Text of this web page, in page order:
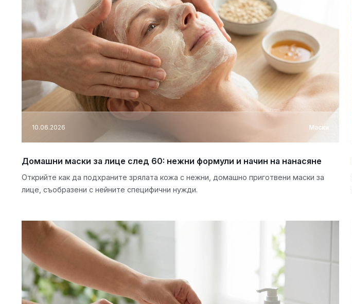
10.06.2026 Маски
Домашни маски за лице след 60: нежни формули и начин на нанасяне
Открийте как да подхраните зрялата кожа с нежни, домашно приготвени маски за
лице, съобразени с нейните специфични нужди.